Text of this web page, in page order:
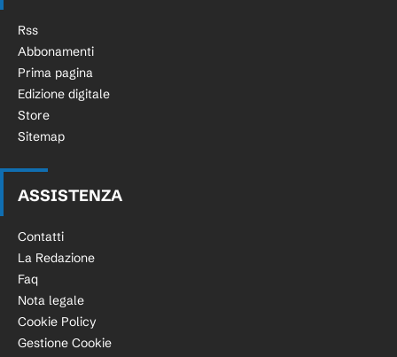
Rss
Abbonamenti
Prima pagina
Edizione digitale
Store
Sitemap
ASSISTENZA
Contatti
La Redazione
Faq
Nota legale
Cookie Policy
Gestione Cookie